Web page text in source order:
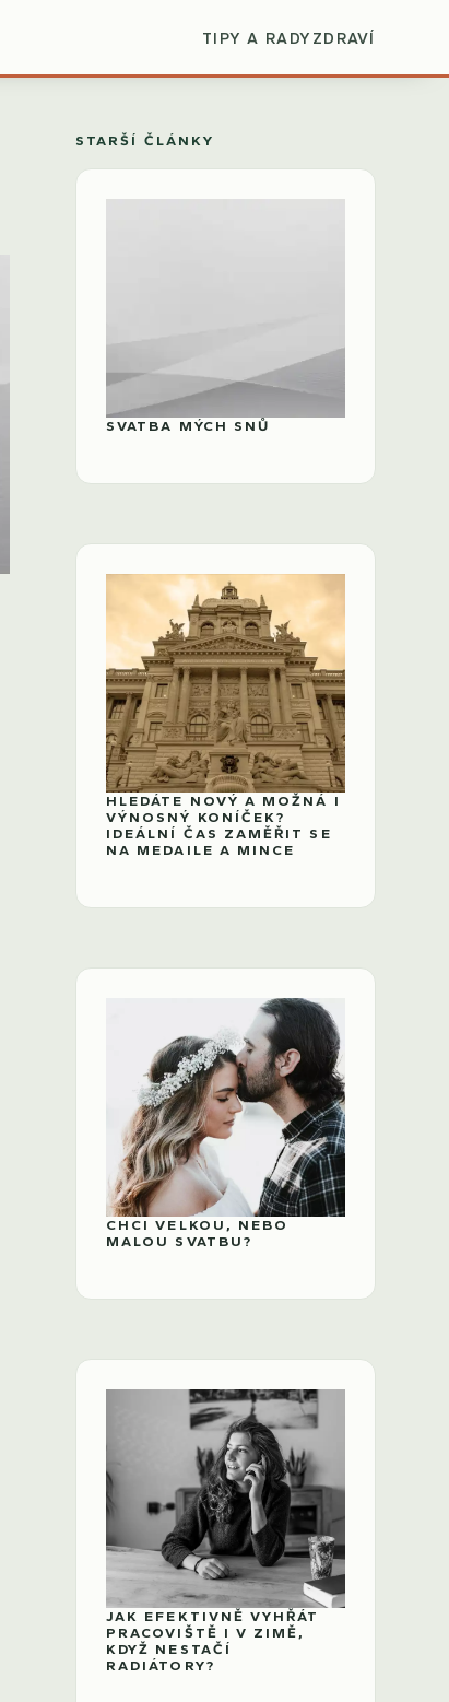
TIPY A RADY ZDRAVÍ
STARŠÍ ČLÁNKY
SVATBA MÝCH SNŮ
HLEDÁTE NOVÝ A MOŽNÁ I
VÝNOSNÝ KONÍČEK?
IDEÁLNÍ ČAS ZAMĚŘIT SE
NA MEDAILE A MINCE
CHCI VELKOU, NEBO
MALOU SVATBU?
JAK EFEKTIVNĚ VYHŘÁT
PRACOVIŠTĚ I V ZIMĚ,
KDYŽ NESTAČÍ
RADIÁTORY?